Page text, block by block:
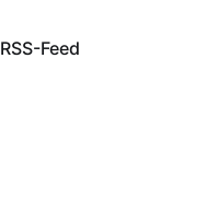
RSS-Feed